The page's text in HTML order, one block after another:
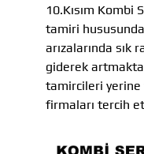
10.Kısım Kombi
tamiri
arızalarında sık
giderek
tamircileri yerine
firmaları tercih